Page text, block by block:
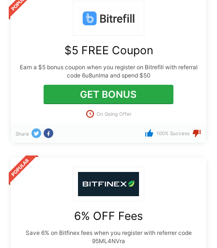
$5 FREE Coupon
Earn a $5 bonus coupon when you register on Bitrefill with referral
code 6u8unlma and spend $50
GET BONUS
On Going Offer
Share 100% Success
6% OFF Fees
Save 6% on Bitfinex fees when you register with referrer code
95ML4NVra